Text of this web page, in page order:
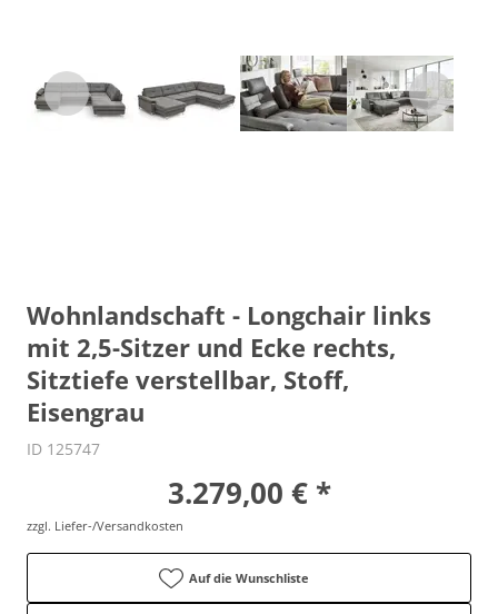
Wohnlandschaft - Longchair links
mit 2,5-Sitzer und Ecke rechts,
Sitztiefe verstellbar, Stoff,
Eisengrau
ID 125747
3.279,00 € *
zzgl. Liefer-/Versandkosten
Auf die Wunschliste